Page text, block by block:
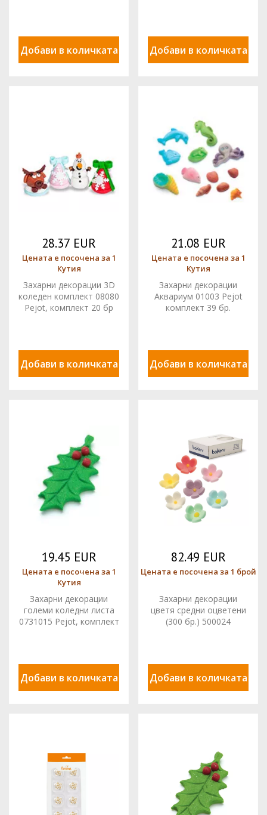
Добави в количката Добави в количката
28.37 EUR
Цената е посочена за 1
Кутия
Захарни декорации 3D
коледен комплект 08080
Pejot, комплект 20 бр
Добави в количката
21.08 EUR
Цената е посочена за 1
Кутия
Захарни декорации
Аквариум 01003 Pejot
комплект 39 бр.
Добави в количката
19.45 EUR
Цената е посочена за 1
Кутия
Захарни декорации
големи коледни листа
0731015 Pejot, комплект
Добави в количката
82.49 EUR
Цената е посочена за 1 брой
Захарни декорации
цветя средни оцветени
(300 бр.) 500024
Добави в количката